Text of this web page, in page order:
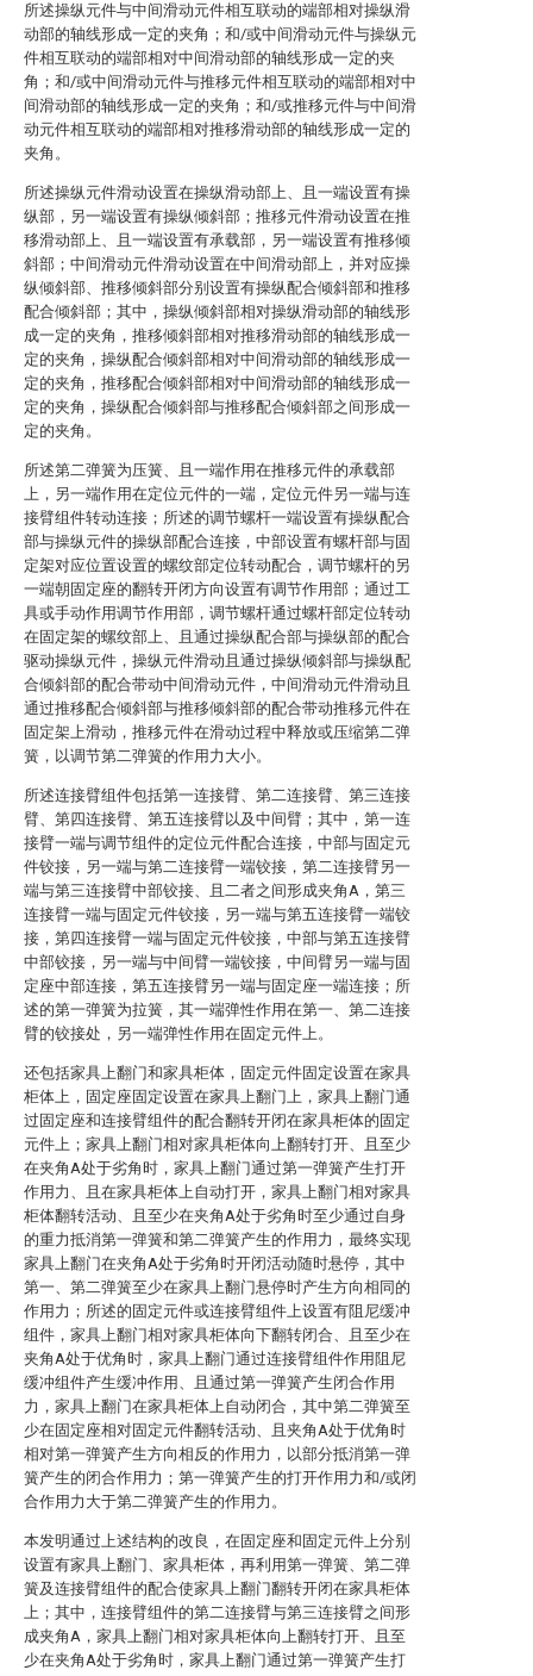
所述操纵元件与中间滑动元件相互联动的端部相对操纵滑
动部的轴线形成一定的夹角；和/或中间滑动元件与操纵元
件相互联动的端部相对中间滑动部的轴线形成一定的夹
角；和/或中间滑动元件与推移元件相互联动的端部相对中
间滑动部的轴线形成一定的夹角；和/或推移元件与中间滑
动元件相互联动的端部相对推移滑动部的轴线形成一定的
夹角。
所述操纵元件滑动设置在操纵滑动部上、且一端设置有操
纵部，另一端设置有操纵倾斜部；推移元件滑动设置在推
移滑动部上、且一端设置有承载部，另一端设置有推移倾
斜部；中间滑动元件滑动设置在中间滑动部上，并对应操
纵倾斜部、推移倾斜部分别设置有操纵配合倾斜部和推移
配合倾斜部；其中，操纵倾斜部相对操纵滑动部的轴线形
成一定的夹角，推移倾斜部相对推移滑动部的轴线形成一
定的夹角，操纵配合倾斜部相对中间滑动部的轴线形成一
定的夹角，推移配合倾斜部相对中间滑动部的轴线形成一
定的夹角，操纵配合倾斜部与推移配合倾斜部之间形成一
定的夹角。
所述第二弹簧为压簧、且一端作用在推移元件的承载部
上，另一端作用在定位元件的一端，定位元件另一端与连
接臂组件转动连接；所述的调节螺杆一端设置有操纵配合
部与操纵元件的操纵部配合连接，中部设置有螺杆部与固
定架对应位置设置的螺纹部定位转动配合，调节螺杆的另
一端朝固定座的翻转开闭方向设置有调节作用部；通过工
具或手动作用调节作用部，调节螺杆通过螺杆部定位转动
在固定架的螺纹部上、且通过操纵配合部与操纵部的配合
驱动操纵元件，操纵元件滑动且通过操纵倾斜部与操纵配
合倾斜部的配合带动中间滑动元件，中间滑动元件滑动且
通过推移配合倾斜部与推移倾斜部的配合带动推移元件在
固定架上滑动，推移元件在滑动过程中释放或压缩第二弹
簧，以调节第二弹簧的作用力大小。
所述连接臂组件包括第一连接臂、第二连接臂、第三连接
臂、第四连接臂、第五连接臂以及中间臂；其中，第一连
接臂一端与调节组件的定位元件配合连接，中部与固定元
件铰接，另一端与第二连接臂一端铰接，第二连接臂另一
端与第三连接臂中部铰接、且二者之间形成夹角A，第三
连接臂一端与固定元件铰接，另一端与第五连接臂一端铰
接，第四连接臂一端与固定元件铰接，中部与第五连接臂
中部铰接，另一端与中间臂一端铰接，中间臂另一端与固
定座中部连接，第五连接臂另一端与固定座一端连接；所
述的第一弹簧为拉簧，其一端弹性作用在第一、第二连接
臂的铰接处，另一端弹性作用在固定元件上。
还包括家具上翻门和家具柜体，固定元件固定设置在家具
柜体上，固定座固定设置在家具上翻门上，家具上翻门通
过固定座和连接臂组件的配合翻转开闭在家具柜体的固定
元件上；家具上翻门相对家具柜体向上翻转打开、且至少
在夹角A处于劣角时，家具上翻门通过第一弹簧产生打开
作用力、且在家具柜体上自动打开，家具上翻门相对家具
柜体翻转活动、且至少在夹角A处于劣角时至少通过自身
的重力抵消第一弹簧和第二弹簧产生的作用力，最终实现
家具上翻门在夹角A处于劣角时开闭活动随时悬停，其中
第一、第二弹簧至少在家具上翻门悬停时产生方向相同的
作用力；所述的固定元件或连接臂组件上设置有阻尼缓冲
组件，家具上翻门相对家具柜体向下翻转闭合、且至少在
夹角A处于优角时，家具上翻门通过连接臂组件作用阻尼
缓冲组件产生缓冲作用、且通过第一弹簧产生闭合作用
力，家具上翻门在家具柜体上自动闭合，其中第二弹簧至
少在固定座相对固定元件翻转活动、且夹角A处于优角时
相对第一弹簧产生方向相反的作用力，以部分抵消第一弹
簧产生的闭合作用力；第一弹簧产生的打开作用力和/或闭
合作用力大于第二弹簧产生的作用力。
本发明通过上述结构的改良，在固定座和固定元件上分别
设置有家具上翻门、家具柜体，再利用第一弹簧、第二弹
簧及连接臂组件的配合使家具上翻门翻转开闭在家具柜体
上；其中，连接臂组件的第二连接臂与第三连接臂之间形
成夹角A，家具上翻门相对家具柜体向上翻转打开、且至
少在夹角A处于劣角时，家具上翻门通过第一弹簧产生打